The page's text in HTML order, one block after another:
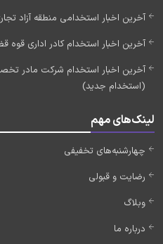
آخرین اخبار استخدامی منطقه آزاد تجاری
آخرین اخبار استخدام کادر اداری قوه قضاییه 1405
(استخدام جدید)
لینک‌های مهم
چهارشنبه‌های تخفیفی
رضایت و قبولی
وبلاگ
درباره ما